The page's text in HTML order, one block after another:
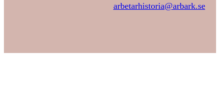
arbetarhistoria@arbark.se